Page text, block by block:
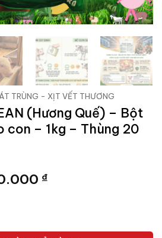
TRÙNG - XỊT VẾT THƯƠNG
(Hương Quế) – Bột
con – 1kg – Thùng 20
₫Giá
630.000 ₫.
Quế) - Bột Úm, Bột lăn heo con -